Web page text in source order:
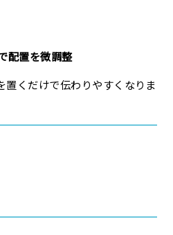
配置を微調整
置くだけで伝わりやすくなりま